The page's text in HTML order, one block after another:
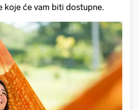
koje će vam biti dostupne.